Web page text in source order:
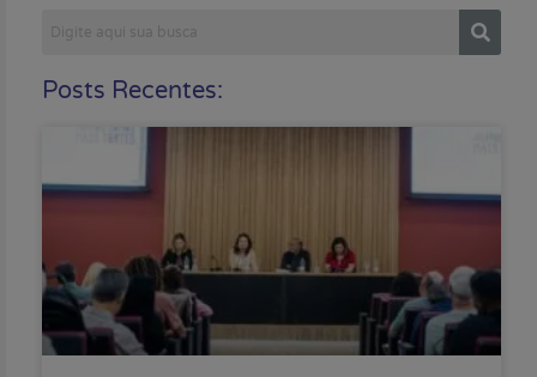
Posts Recentes: